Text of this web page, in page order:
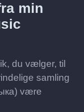
min
du vælger, til
samling
være